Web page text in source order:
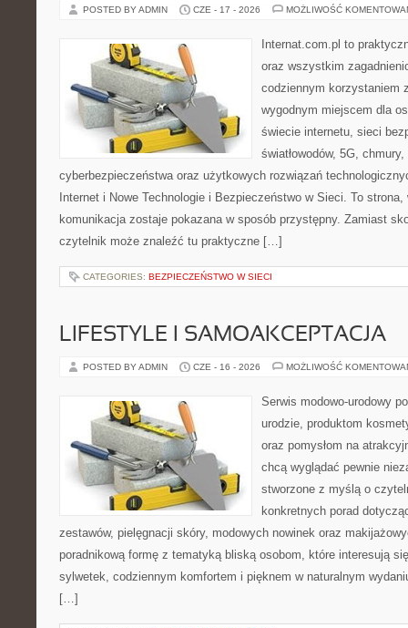
POSTED BY ADMIN CZE - 17 - 2026 MOŻLIWOŚĆ
Internat.com.pl to
oraz wszystkim
codziennym korzystaniem
wygodnym miejscem dla
świecie internetu, sieci
światłowodów, 5G,
cyberbezpieczeństwa oraz użytkowych rozwiązań
Internet i Nowe Technologie i Bezpieczeństwo w Sieci. To
komunikacja zostaje pokazana w sposób przystępny. Zamiast
czytelnik może znaleźć tu praktyczne […]
CATEGORIES: BEZPIECZEŃSTWO W SIECI
LIFESTYLE I SAMOAKCEPTACJA
POSTED BY ADMIN CZE - 16 - 2026 MOŻLIWOŚĆ
Serwis modowo-urodowy
urodzie, produktom
oraz pomysłom na
chcą wyglądać pewnie
stworzone z myślą o
konkretnych porad
zestawów, pielęgnacji skóry, modowych nowinek oraz
poradnikową formę z tematyką bliską osobom, które interesują
sylwetek, codziennym komfortem i pięknem w naturalnym
[…]